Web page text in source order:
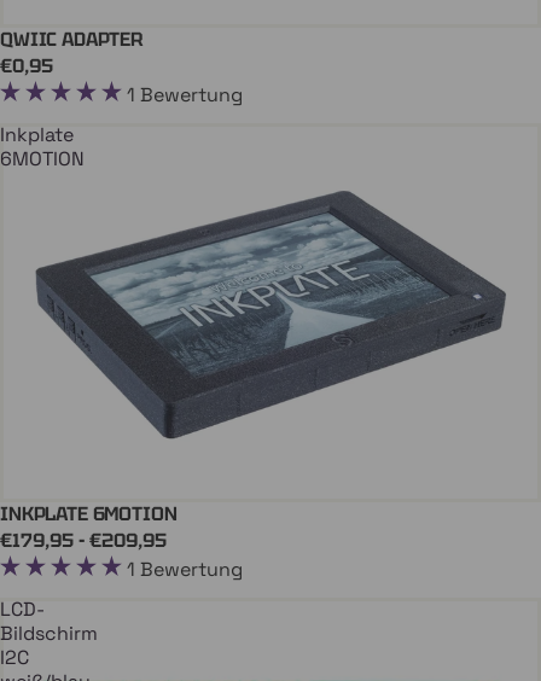
QWIIC
In Den Einkaufswagen
QWIIC ADAPTER
€0,95
1 Bewertung
Inkplate
6MOTION
INKPLATE
In Den Einkaufswagen
INKPLATE 6MOTION
€179,95 - €209,95
1 Bewertung
LCD-
Bildschirm
I2C